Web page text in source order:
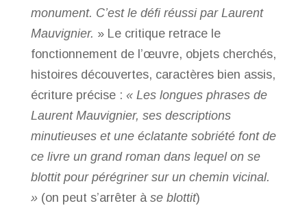
monument. C’est le défi réussi par Laurent
Mauvignier. » Le critique retrace le
fonctionnement de l’œuvre, objets cherchés,
histoires découvertes, caractères bien assis,
écriture précise : « Les longues phrases de
Laurent Mauvignier, ses descriptions
minutieuses et une éclatante sobriété font de
ce livre un grand roman dans lequel on se
blottit pour pérégriner sur un chemin vicinal.
»(on peut s’arrêter à se blottit)